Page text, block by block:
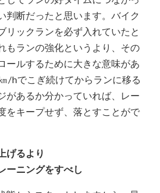
判断だったと思います。バイク
リックランを必ず入れていたと
もランの強化というより、その
ールするために大きな意味があ
/hでこぎ続けてからランに移る
があるか分かっていれば、レー
をキープせず、落とすことがで
げるより
ーニングをすべし